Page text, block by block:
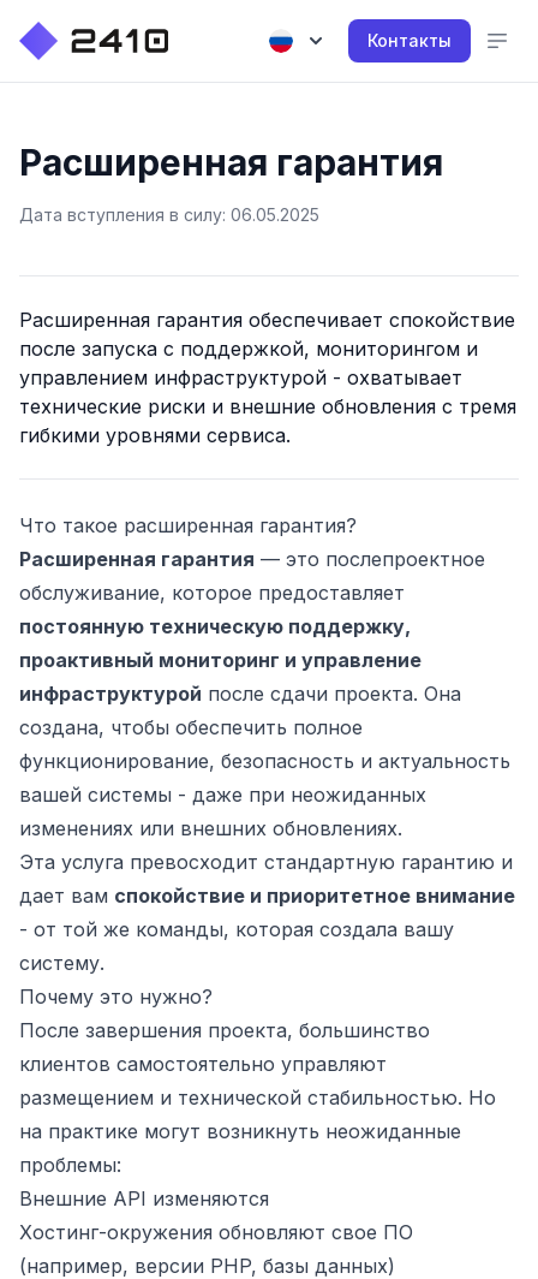
Контакты
Расширенная гарантия
Дата вступления в силу: 06.05.2025
Расширенная гарантия обеспечивает спокойствие
после запуска с поддержкой, мониторингом и
управлением инфраструктурой - охватывает
технические риски и внешние обновления с тремя
гибкими уровнями сервиса.
Что такое расширенная гарантия?
Расширенная гарантия — это послепроектное
обслуживание, которое предоставляет
постоянную техническую поддержку,
проактивный мониторинг и управление
инфраструктурой после сдачи проекта. Она
создана, чтобы обеспечить полное
функционирование, безопасность и актуальность
вашей системы - даже при неожиданных
изменениях или внешних обновлениях.
Эта услуга превосходит стандартную гарантию и
дает вам спокойствие и приоритетное внимание
- от той же команды, которая создала вашу
систему.
Почему это нужно?
После завершения проекта, большинство
клиентов самостоятельно управляют
размещением и технической стабильностью. Но
на практике могут возникнуть неожиданные
проблемы:
Внешние API изменяются
Хостинг-окружения обновляют свое ПО
(например, версии PHP, базы данных)